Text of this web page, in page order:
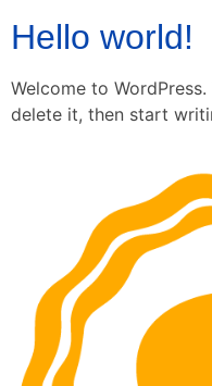
Hello world!
Welcome to
delete it, then start